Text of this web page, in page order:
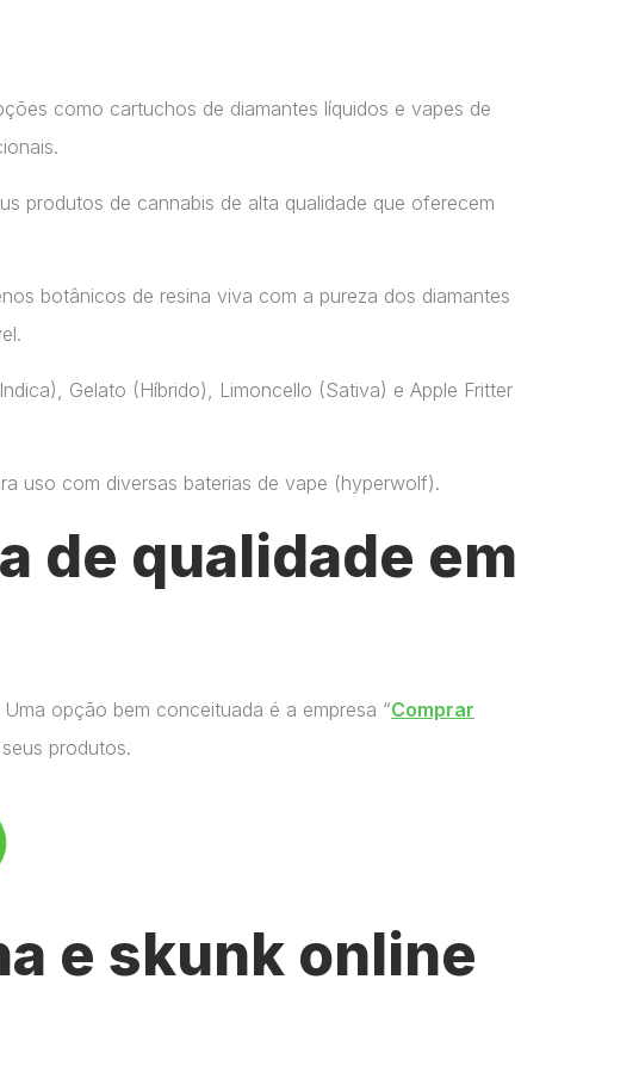
como cartuchos de diamantes líquidos e vapes de
produtos de cannabis de alta qualidade que oferecem
botânicos de resina viva com a pureza dos diamantes
Gelato (Híbrido), Limoncello (Sativa) e Apple Fritter
uso com diversas baterias de vape​ (hyperwolf)​.
de qualidade em
opção bem conceituada é a empresa “Comprar
produtos.
e skunk online